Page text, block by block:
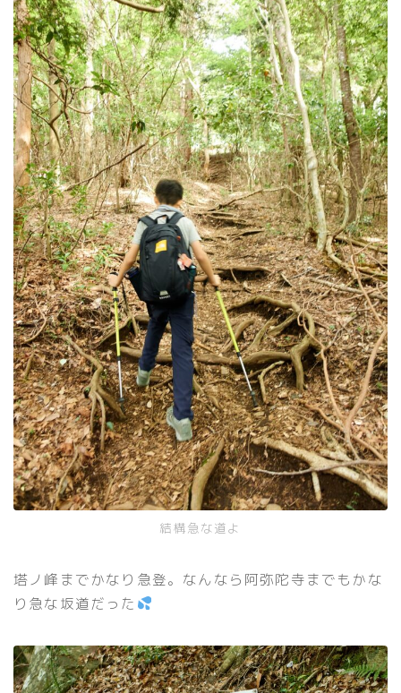
結構急な道よ
塔ノ峰までかなり急登。なんなら阿弥陀寺までもかな
り急な坂道だった